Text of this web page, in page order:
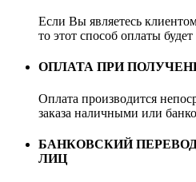
Если Вы являетесь
то этот способ оплаты
ОПЛАТА ПРИ
Оплата производится
заказа наличными или
БАНКОВСКИЙ
ЛИЦ